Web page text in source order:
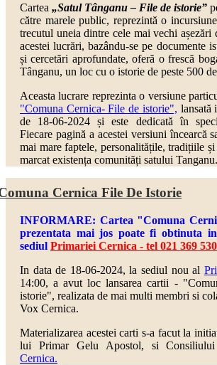
Cartea „Satul Tânganu – File de istorie”
către marele public, reprezintă o
trecutul uneia dintre cele mai vechi
acestei lucrări, bazându-se pe documente
și cercetări aprofundate, oferă o frescă
Tânganu, un loc cu o istorie de peste 500
Aceasta lucrare reprezinta o versiune
"Comuna Cernica- File de istorie", lansată
de 18-06-2024 și este dedicată în
Fiecare pagină a acestei versiuni încearcă
mai mare faptele, personalitățile, tradițiile și
marcat existența comunități satului Tanganu.
Cernica File De Istorie
INFORMARE: Cartea "Comuna
prezentata mai jos poate fi obtinuta
sediul Primariei Cernica - tel 021 369
In data de 18-06-2024, la sediul nou al
14:00, a avut loc lansarea cartii -
istorie", realizata de mai multi membri si
Vox Cernica.
Materializarea acestei carti s-a facut la
lui Primar Gelu Apostol, si
Cernica.